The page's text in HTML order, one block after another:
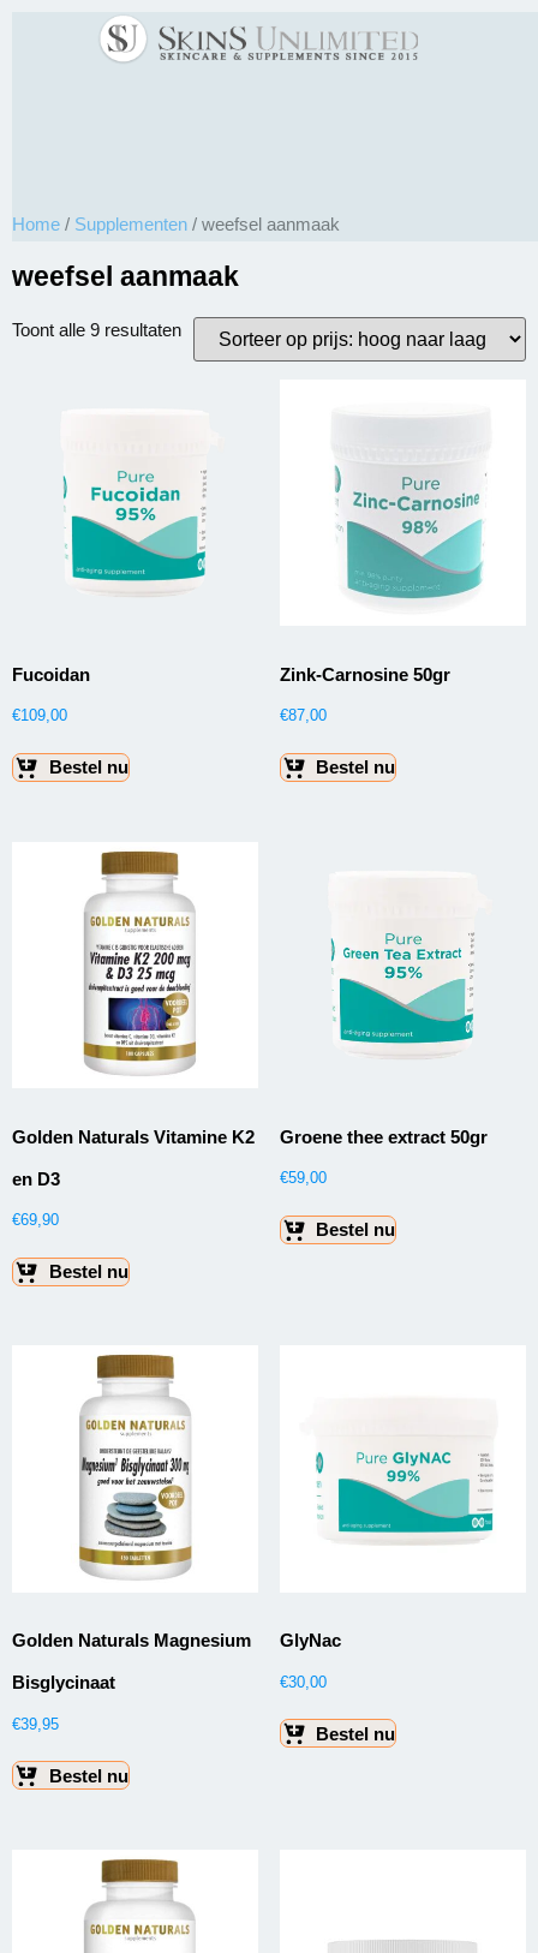
Home / Supplementen / weefsel aanmaak
weefsel aanmaak
Toont alle 9 resultaten
Fucoidan
€109,00
Bestel nu
Zink-Carnosine 50gr
€87,00
Bestel nu
Golden Naturals Vitamine K2
en D3
€69,90
Bestel nu
Groene thee extract 50gr
€59,00
Bestel nu
Golden Naturals Magnesium
Bisglycinaat
€39,95
Bestel nu
GlyNac
€30,00
Bestel nu